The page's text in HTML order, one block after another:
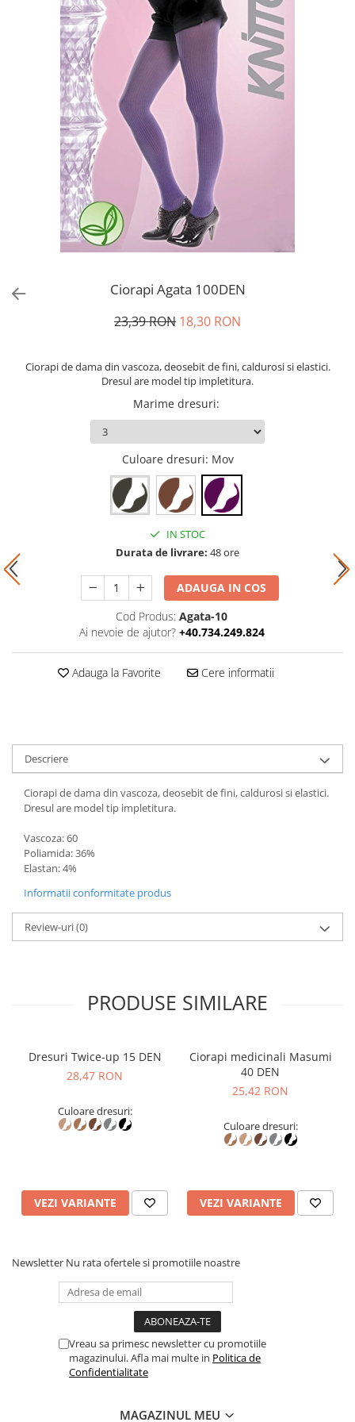
Ciorapi Agata 100DEN
23,39 RON 18,30 RON
Ciorapi de dama din vascoza, deosebit de fini, caldurosi si elastici.
Dresul are model tip impletitura.
Marime dresuri:
Culoare dresuri: Mov
IN STOC
Durata de livrare: 48 ore
ADAUGA IN COS
Cod Produs: Agata-10
Ai nevoie de ajutor? +40.734.249.824
Adauga la Favorite Cere informatii
Descriere
Ciorapi de dama din vascoza, deosebit de fini, caldurosi si elastici.
Dresul are model tip impletitura.
Vascoza: 60
Poliamida: 36%
Elastan: 4%
Informatii conformitate produs
Review-uri(0)
PRODUSE SIMILARE
Dresuri Twice-up 15 DEN
28,47 RON
Culoare dresuri:
VEZI VARIANTE
Ciorapi medicinali Masumi
40 DEN
25,42 RON
Culoare dresuri:
VEZI VARIANTE
Newsletter Nu rata ofertele si promotiile noastre
Vreau sa primesc newsletter cu promotiile
magazinului. Afla mai multe in Politica de
Confidentialitate
MAGAZINUL MEU